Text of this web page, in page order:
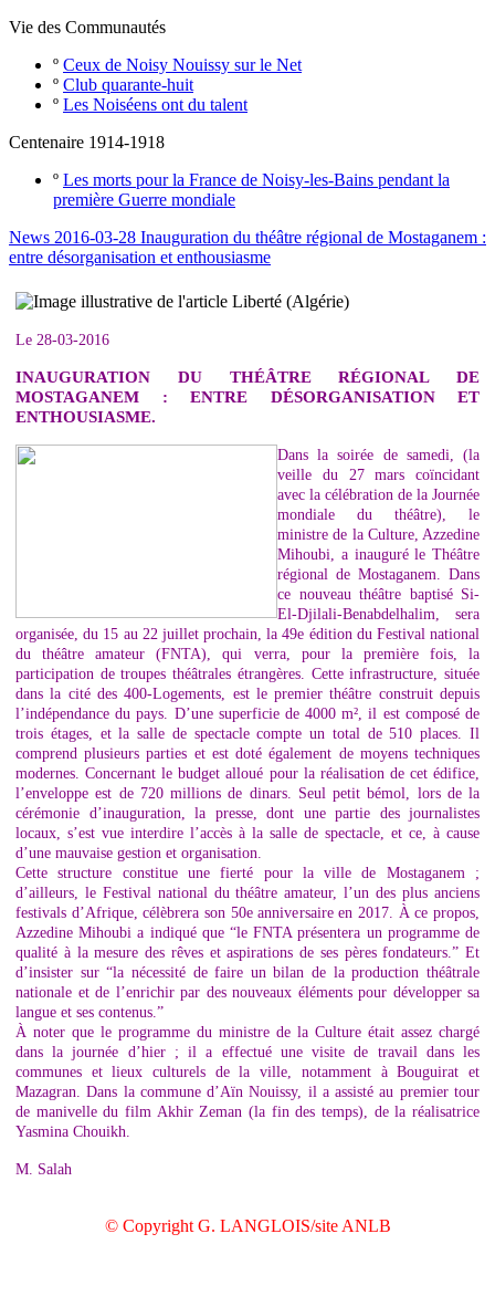
Vie des Communautés
º Ceux de Noisy Nouissy sur le Net
º Club quarante-huit
º Les Noiséens ont du talent
Centenaire 1914-1918
º Les morts pour la France de Noisy-les-Bains pendant la
première Guerre mondiale
News 2016-03-28 Inauguration du théâtre régional de Mostaganem :
entre désorganisation et enthousiasme
Le 28-03-2016
INAUGURATION DU THÉÂTRE RÉGIONAL DE
MOSTAGANEM : ENTRE DÉSORGANISATION ET
ENTHOUSIASME.
Dans la soirée de samedi, (la
veille du 27 mars coïncidant
avec la célébration de la Journée
mondiale du théâtre), le
ministre de la Culture, Azzedine
Mihoubi, a inauguré le Théâtre
régional de Mostaganem. Dans
ce nouveau théâtre baptisé Si-
El-Djilali-Benabdelhalim, sera
organisée, du 15 au 22 juillet prochain, la 49e édition du Festival national
du théâtre amateur (FNTA), qui verra, pour la première fois, la
participation de troupes théâtrales étrangères. Cette infrastructure, située
dans la cité des 400-Logements, est le premier théâtre construit depuis
l’indépendance du pays. D’une superficie de 4000 m², il est composé de
trois étages, et la salle de spectacle compte un total de 510 places. Il
comprend plusieurs parties et est doté également de moyens techniques
modernes. Concernant le budget alloué pour la réalisation de cet édifice,
l’enveloppe est de 720 millions de dinars. Seul petit bémol, lors de la
cérémonie d’inauguration, la presse, dont une partie des journalistes
locaux, s’est vue interdire l’accès à la salle de spectacle, et ce, à cause
d’une mauvaise gestion et organisation.
Cette structure constitue une fierté pour la ville de Mostaganem ;
d’ailleurs, le Festival national du théâtre amateur, l’un des plus anciens
festivals d’Afrique, célèbrera son 50e anniversaire en 2017. À ce propos,
Azzedine Mihoubi a indiqué que “le FNTA présentera un programme de
qualité à la mesure des rêves et aspirations de ses pères fondateurs.” Et
d’insister sur “la nécessité de faire un bilan de la production théâtrale
nationale et de l’enrichir par des nouveaux éléments pour développer sa
langue et ses contenus.”
À noter que le programme du ministre de la Culture était assez chargé
dans la journée d’hier ; il a effectué une visite de travail dans les
communes et lieux culturels de la ville, notamment à Bouguirat et
Mazagran. Dans la commune d’Aïn Nouissy, il a assisté au premier tour
de manivelle du film Akhir Zeman (la fin des temps), de la réalisatrice
Yasmina Chouikh.
M. Salah
© Copyright G. LANGLOIS/site ANLB